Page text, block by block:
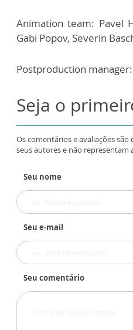
Animation team: Pavel
Gabi Popov, Severin
Postproduction
Seja o
Os comentários e avaliações
seus autores e não representam
Seu nome
Seu e-mail
Seu comentário